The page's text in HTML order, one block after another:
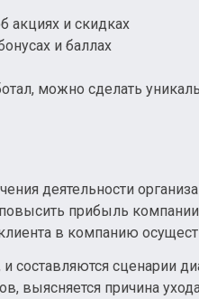
акциях и скидках
и баллах
можно сделать
деятельности
прибыль
в компанию
и составляются сценарии
выясняется причина